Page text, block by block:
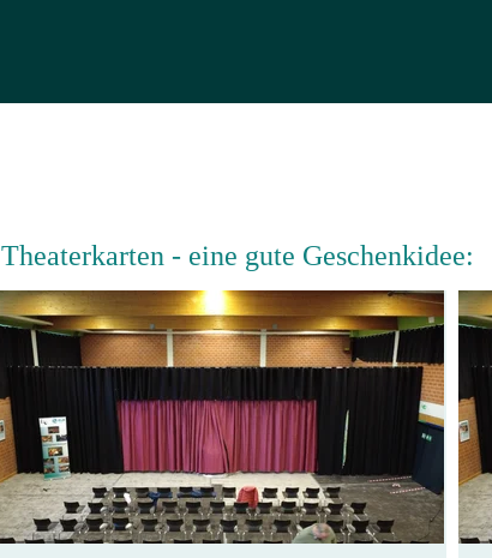
Theaterkarten - eine gute Geschenkidee: